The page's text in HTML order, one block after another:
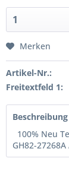
Merken
Artikel-Nr.:
Freitextfeld 1:
Beschreibung
100% Neu
GH82-